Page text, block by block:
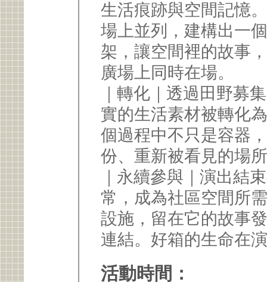
生活痕跡與空間記憶
場上並列，建構出一
架，讓空間裡的故事
廣場上同時在場。
｜轉化｜透過田野募
實的生活素材被轉化
個過程中不只是容器
份、重新被看見的場
｜永續參與｜演出結
常，成為社區空間所
設施，留在它的故事
連結。好箱的生命在
活動時間：